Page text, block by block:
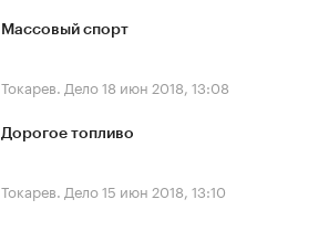
Массовый спорт
Токарев. Дело18 июн 2018, 13:08
Дорогое топливо
Токарев. Дело15 июн 2018, 13:10